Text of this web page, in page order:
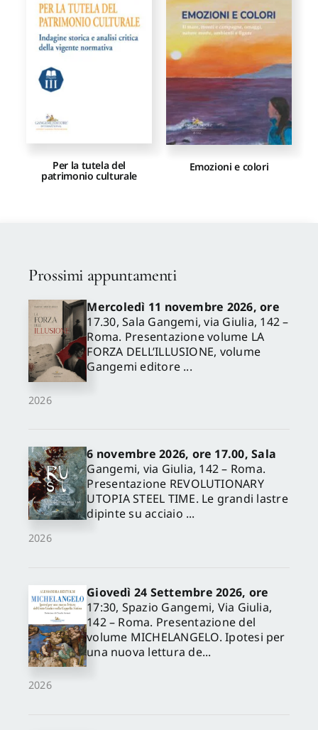
Proposte di pubblicazione
Gangemi Editore
Newsletter
Per la tutela del
patrimonio culturale
Emozioni e colori
Prossimi appuntamenti
2026
Mercoledì 11 novembre 2026, ore
17.30, Sala Gangemi, via Giulia, 142 –
Roma. Presentazione volume LA
FORZA DELL’ILLUSIONE, volume
Gangemi editore ...
2026
6 novembre 2026, ore 17.00, Sala
Gangemi, via Giulia, 142 – Roma.
Presentazione REVOLUTIONARY
UTOPIA STEEL TIME. Le grandi lastre
dipinte su acciaio ...
2026
Giovedì 24 Settembre 2026, ore
17:30, Spazio Gangemi, Via Giulia,
142 – Roma. Presentazione del
volume MICHELANGELO. Ipotesi per
una nuova lettura de...